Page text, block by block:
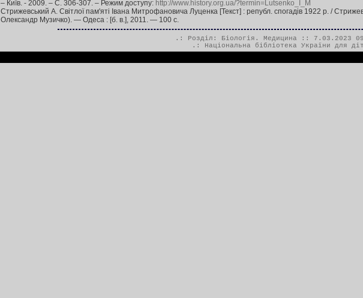
– Київ. - 2009. – С. 306-307. – Режим доступу: http://www.history.org.ua/?termin=Lutsenko_I_M
Стрижевський А. Світлої пам'яті Івана Митрофановича Луценка [Текст] : републ. спогадів 1922 р. /
Олександр Музичко). — Одеса : [б. в.], 2011. — 100 с.
.: Розділ: Біологія. Медицина :: 7.03.2023
.: Національна бібліотека України для